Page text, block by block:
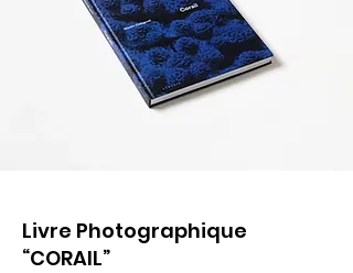
Livre Photographique
“CORAIL”